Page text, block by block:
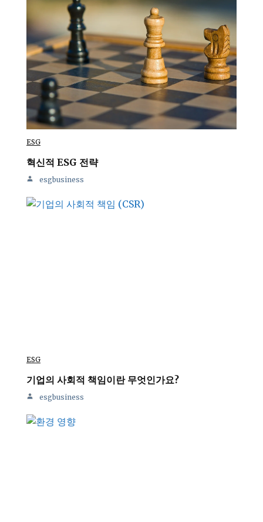
ESG
혁신적 ESG 전략
esgbusiness
ESG
기업의 사회적 책임이란 무엇인가요?
esgbusiness